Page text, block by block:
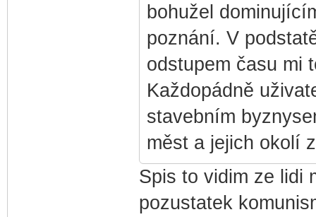
bohužel
poznání. V
odstupem času mi
Každopádně
stavebním
měst a jejich okolí
Spis to vidim ze lidi
pozustatek